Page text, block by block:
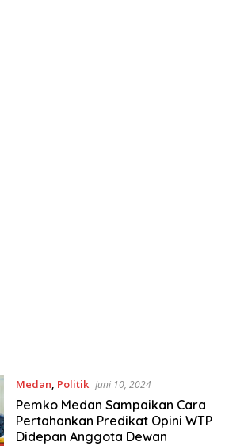
Medan, Politik Juni 10, 2024
Pemko Medan Sampaikan Cara
Pertahankan Predikat Opini WTP
Didepan Anggota Dewan